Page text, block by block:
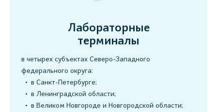
Лабораторные
терминалы
в четырех субъектах Северо-Западного
федерального округа:
в Санкт-Петербурге;
в Ленинградской области;
в Великом Новгороде и Новгородской области;